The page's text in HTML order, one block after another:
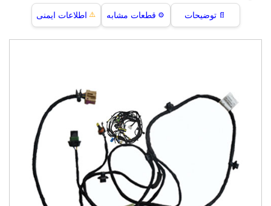
📄 توضیحات ⚙️ قطعات مشابه ⚠️ اطلاعات ایمنی